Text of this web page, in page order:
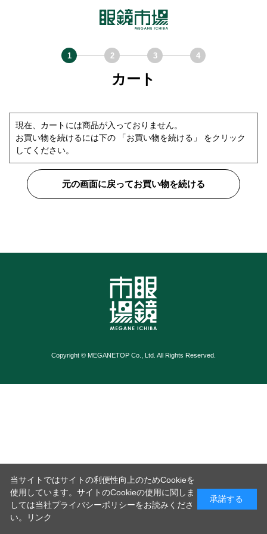
カート
現在、カートには商品が入っておりません。
お買い物を続けるには下の 「お買い物を続ける」 をクリック
してください。
元の画面に戻ってお買い物を続ける
Copyright © MEGANETOP Co., Ltd. All Rights Reserved.
当サイトではサイトの利便性向上のためCookieを
使用しています。サイトのCookieの使用に関しま
しては当社プライバシーポリシーをお読みくださ
い。
リンク
承諾する